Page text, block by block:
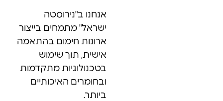
אנחנו ב"נירוסטה
ישראל" מתמחים בייצור
ארונות חימום בהתאמה
אישית, תוך שימוש
בטכנולוגיות מתקדמות
ובחומרים האיכותיים
ביותר.